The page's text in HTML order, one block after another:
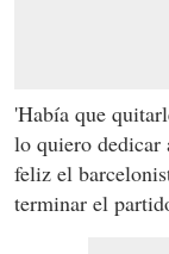
'Había que
lo quiero
feliz el
terminar el